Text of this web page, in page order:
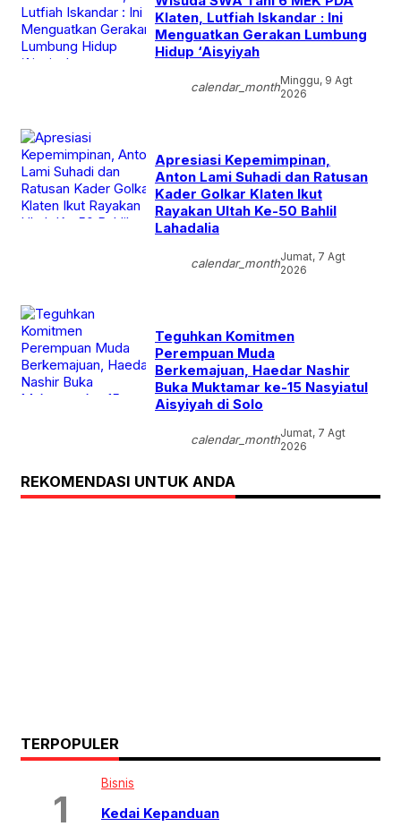
Klaten, Lutfiah Iskandar : Ini
Menguatkan Gerakan Lumbung
Hidup ‘Aisyiyah
calendar_monthMinggu, 9 Agt
2026
Apresiasi Kepemimpinan,
Anton Lami Suhadi dan Ratusan
Kader Golkar Klaten Ikut
Rayakan Ultah Ke-50 Bahlil
Lahadalia
calendar_monthJumat, 7 Agt
2026
Teguhkan Komitmen
Perempuan Muda
Berkemajuan, Haedar Nashir
Buka Muktamar ke-15 Nasyiatul
Aisyiyah di Solo
calendar_monthJumat, 7 Agt
2026
REKOMENDASI UNTUK ANDA
TERPOPULER
Bisnis
Kedai Kepanduan